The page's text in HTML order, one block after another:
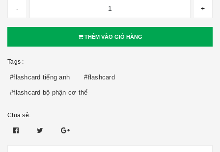
- +
THÊM VÀO GIỎ HÀNG
Tags :
#flashcard tiếng anh #flashcard
#flashcard bộ phận cơ thể
Chia sẻ: